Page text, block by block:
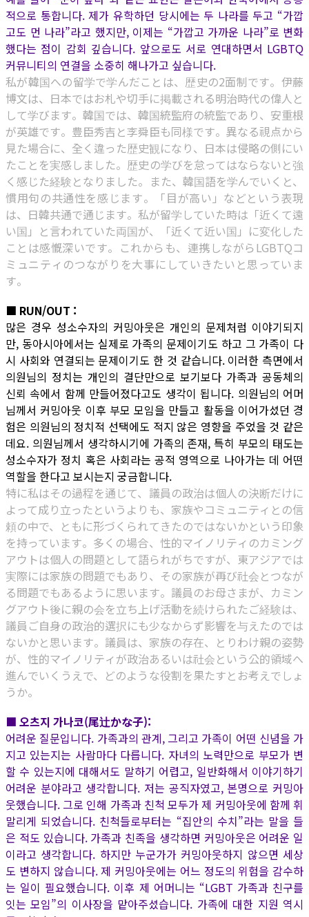
적으로 통합니다. 제가 유학하던 당시에는 두 나라를 두고 “가깝
고도 먼 나라”라고 했지만, 이제는 “가깝고 가까운 나라”로 변화
했다는 점이 감회 깊습니다. 앞으로도 서로 연대하면서 LGBTQ
커뮤니티의 연결을 소중히 해나가고 싶습니다.
私が韓国への留学で学んだことは、歴史の2面制です。伊藤
博文は、日本ではお札や切手に掲載される明治時代の偉人と
して学びます。韓国では、韓国統監府の統監であり、安重根
が英雄です。豊臣秀吉と李舜臣も同様です。異なる視点から
見た場合に、全く違った歴史観になり、日本は侵略の側にい
たことを実感しました。歴史の学びを怠ってはならないと強
く感じた経験となりました。また、韓国語を学んでいくと、
慣用句の共通性を感じます。「目が高い」などという表現
は、日韓共通で通じます。私が留学していた時は「近くて遠
い国」と言われていた両国が、「近くて近い国」に変化した
ことは感慨深いです。これからも、連携しながらLGBTQコ
ミュニティのつながりを大事にしていきたいと思っていま
す。
■ RUN/OUT :
많은 경우 성소수자의 커밍아웃은 개인의 문제처럼 이야기되지
만, 동아시아에서는 실제로 가족의 문제이기도 하고 그 가족이 다
시 사회와 연결되는 문제이기도 한 것 같습니다. 이러한 측면에서
의원님의 정치는 개인의 결단만으로 보기보다 가족과 공동체의
신뢰 속에서 함께 만들어졌다고도 생각이 됩니다. 의원님의 어머
님께서 커밍아웃 이후 부모 모임을 만들고 활동을 이어가셨던 경
험은 의원님의 정치적 선택에도 적지 않은 영향을 주었을 것 같은
데요. 의원님께서 생각하시기에 가족의 존재, 특히 부모의 태도는
성소수자가 정치 혹은 사회라는 공적 영역으로 나아가는 데 어떤
역할을 한다고 보시는지 궁금합니다.
特に私はその過程を通じて、議員の政治は個人の決断だけに
よって成り立ったというよりも、家族やコミュニティとの信
頼の中で、ともに形づくられてきたのではないかという印象
を持っています。多くの場合、性的マイノリティのカミング
アウトは個人の問題として語られがちですが、東アジアでは
実際には家族の問題でもあり、その家族が再び社会とつなが
る問題でもあるように思います。議員のお母さまが、カミン
グアウト後に親の会を立ち上げ活動を続けられたご経験は、
議員ご自身の政治的選択にも少なからず影響を与えたのでは
ないかと思います。議員は、家族の存在、とりわけ親の姿勢
が、性的マイノリティが政治あるいは社会という公的領域へ
進んでいくうえで、どのような役割を果たすとお考えでしょ
うか。
■ 오츠지 가나코(尾辻かな子):
어려운 질문입니다. 가족과의 관계, 그리고 가족이 어떤 신념을 가
지고 있는지는 사람마다 다릅니다. 자녀의 노력만으로 부모가 변
할 수 있는지에 대해서도 말하기 어렵고, 일반화해서 이야기하기
어려운 분야라고 생각합니다. 저는 공직자였고, 본명으로 커밍아
웃했습니다. 그로 인해 가족과 친척 모두가 제 커밍아웃에 함께 휘
말리게 되었습니다. 친척들로부터는 “집안의 수치”라는 말을 들
은 적도 있습니다. 가족과 친족을 생각하면 커밍아웃은 어려운 일
이라고 생각합니다. 하지만 누군가가 커밍아웃하지 않으면 세상
도 변하지 않습니다. 제 커밍아웃에는 어느 정도의 위험을 감수하
는 일이 필요했습니다. 이후 제 어머니는 “LGBT 가족과 친구를
잇는 모임”의 이사장을 맡아주셨습니다. 가족에 대한 지원 역시